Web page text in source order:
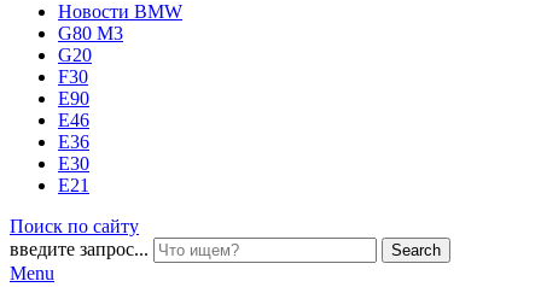
Новости BMW
G80 M3
G20
F30
E90
E46
E36
E30
E21
Поиск по сайту
введите запрос...
Search
Menu